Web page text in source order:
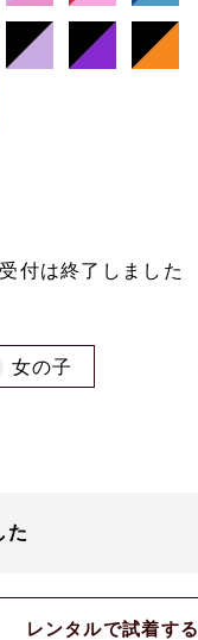
付は終了しました
女の子
た
レンタルで試着する